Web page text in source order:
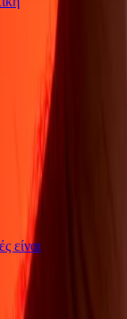
είναι